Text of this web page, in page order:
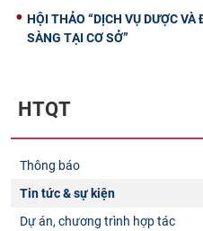
HỘI THẢO “DỊCH VỤ DƯỢC
SÀNG TẠI CƠ SỞ”
HTQT
Thông báo
Tin tức & sự kiện
Dự án, chương trình hợp tác